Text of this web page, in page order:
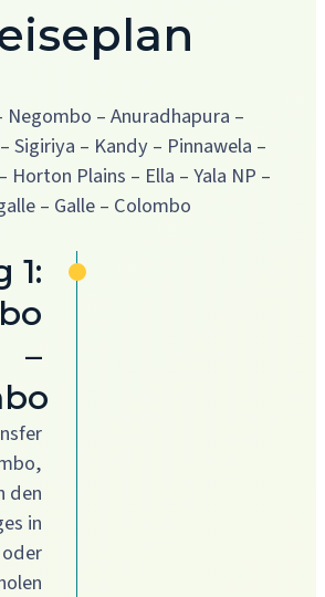
Negombo – Anuradhapura –
Sigiriya – Kandy – Pinnawela –
Horton Plains – Ella – Yala NP –
– Galle – Colombo
1:
–
den
in